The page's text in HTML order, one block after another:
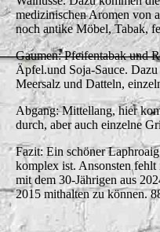
medizinischen Aromen von
noch antike Möbel, Tabak,
Gaumen: Pfeifentabak und
Äpfel.und Soja-Sauce.
Meersalz und Datteln,
Abgang: Mittellang, hier
durch, aber auch einzelne
Fazit: Ein schöner
komplex ist. Ansonsten
mit dem 30-Jährigen aus
2015 mithalten zu können.